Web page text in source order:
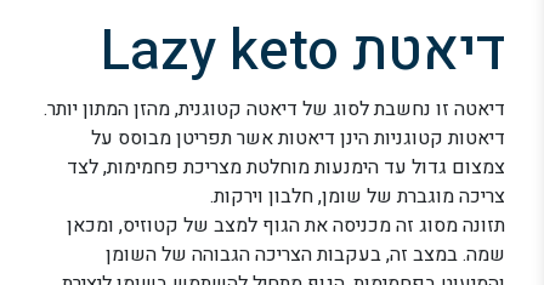
דיאטת Lazy keto
דיאטה זו נחשבת לסוג של דיאטה קטוגנית, מהזן המתון יותר.
דיאטות קטוגניות הינן דיאטות אשר תפריטן מבוסס על
צמצום גדול עד הימנעות מוחלטת מצריכת פחמימות, לצד
צריכה מוגברת של שומן, חלבון וירקות.
תזונה מסוג זה מכניסה את הגוף למצב של קטוזיס, ומכאן
שמה. במצב זה, בעקבות הצריכה הגבוהה של השומן